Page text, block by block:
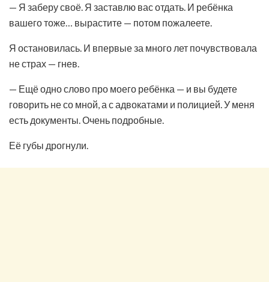
— Я заберу своё. Я заставлю вас отдать. И ребёнка
вашего тоже… вырастите — потом пожалеете.
Я остановилась. И впервые за много лет почувствовала
не страх — гнев.
— Ещё одно слово про моего ребёнка — и вы будете
говорить не со мной, а с адвокатами и полицией. У меня
есть документы. Очень подробные.
Её губы дрогнули.